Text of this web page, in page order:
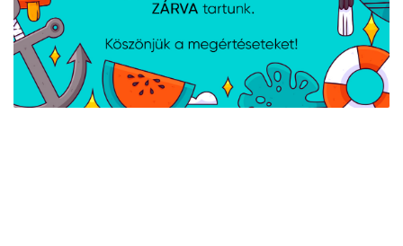
Cikkszám:
CNPS9XPERFORMAPLUSARGBWHT
Gyártói cikkszám:
Ventilátor mérete: 12 cm, PWM támogatás, Ventilátor max.
fordulatszáma: 2000 RPM, Hűtőcsövek száma: 4 db